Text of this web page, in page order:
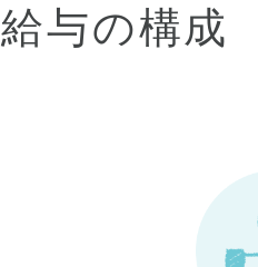
給与の構成